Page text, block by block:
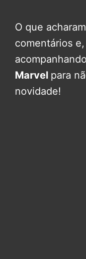
O que
comentários
Marvel para
novidade!